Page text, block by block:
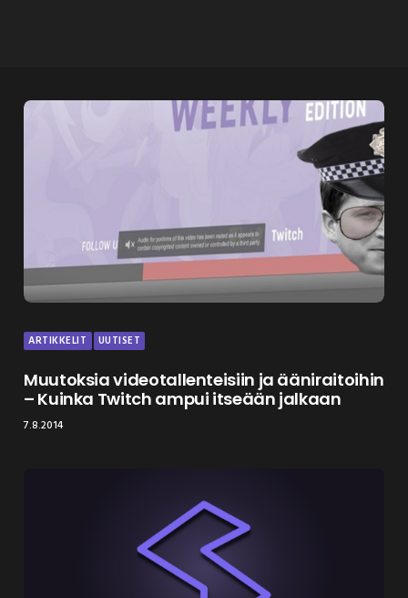
ARTIKKELIT UUTISET
Muutoksia videotallenteisiin ja ääniraitoihin
– Kuinka Twitch ampui itseään jalkaan
7.8.2014